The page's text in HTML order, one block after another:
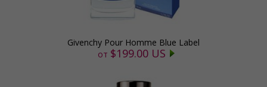
Givenchy Pour Homme Blue Label
от $199.00 US